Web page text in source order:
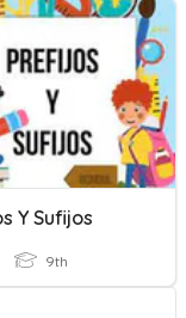
Y Sufijos
9th